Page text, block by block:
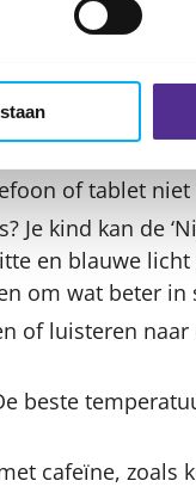
alle digitale
aanmaakt. Ook
zijn op
of tablet
Je kind kan de
en blauwe
om wat beter in
of luisteren
beste
cafeïne, zoals